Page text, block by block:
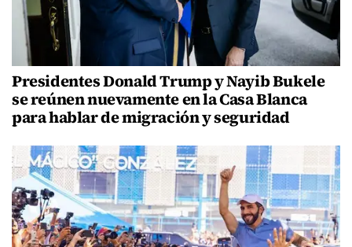
Presidentes Donald Trump y Nayib Bukele
se reúnen nuevamente en la Casa Blanca
para hablar de migración y seguridad